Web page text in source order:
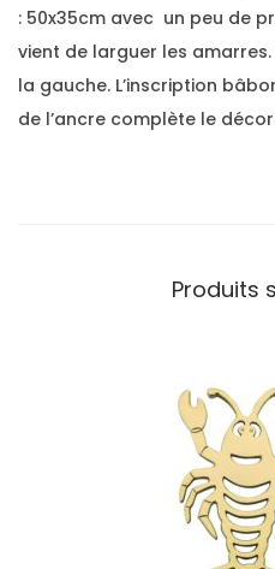
: 50x35cm avec un peu de
vient de larguer les
la gauche. L’inscription
de l’ancre complète le
Produits